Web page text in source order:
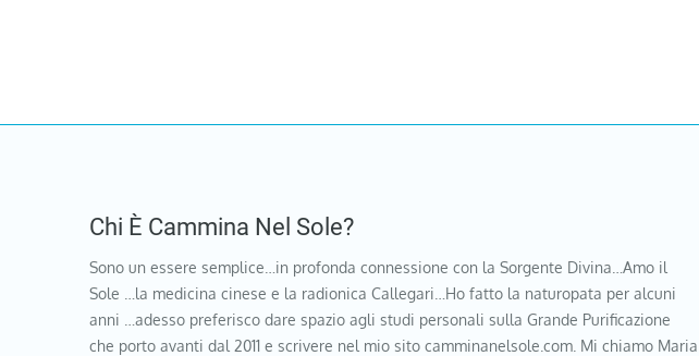
Chi È Cammina Nel Sole?
Sono un essere semplice…in profonda connessione con la Sorgente Divina…Amo il
Sole …la medicina cinese e la radionica Callegari…Ho fatto la naturopata per alcuni
anni …adesso preferisco dare spazio agli studi personali sulla Grande Purificazione
che porto avanti dal 2011 e scrivere nel mio sito camminanelsole.com. Mi chiamo Maria